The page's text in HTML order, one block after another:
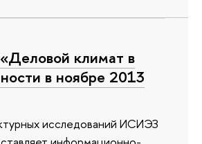
климат в
в ноябре 2013
исследований ИСИЭЗ